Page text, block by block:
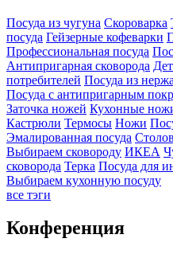
Посуда из чугуна Скороварка
посуда Гейзерные кофеварки
Профессиональная посуда
Антипригарная сковорода
потребителей Посуда из
Посуда с антипригарным
Заточка ножей Кухонные
Кастрюли Термосы Ножи
Эмалированная посуда
Выбираем сковороду ИКЕА
сковорода Терка Посуда для
Выбираем кухонную посуду
все тэги
Конференция